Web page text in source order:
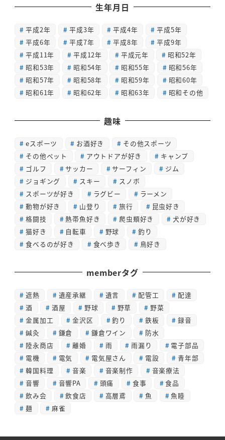
生年月日
平成2年 平成3年 平成4年
平成5年
平成6年
平成7年 平成8年
平成9年
平成11年
平成12年 平成元年
昭和52年
昭和53年
昭和54年 昭和55年
昭和56年
昭和57年
昭和58年 昭和59年
昭和60年
昭和61年
昭和62年 昭和63年 昭和その他
趣味
eスポーツ お酒好き
その他スポーツ
その他ペット
アウトドアが好き
キャンプ
ゴルフ
サッカー サーフィン
ジム
ジョギング
スキー
スノボ
スポーツが好き
ラグビー
ラーメン
動物が好き
山登り 旅行
昆虫好き
格闘技
熱帯魚好き 爬虫類好き
犬が好き
猫好き
自転車 野球
釣り
食べるのが好き
食べ歩き 鳥好き
memberタグ
遮熱 遺産承継 遺言 配管工
配達
酒
酒屋 野球 野草
野菜
金属加工
金沢区 釣り 鉄板
録音
鍼灸
鎌倉 鎌倉ワイン
防水
陸永商店
離婚 雨 雨漏り
電子部品
電機
電気 電気屋さん 電設
青年部
韓国料理
音楽 音楽制作
音楽療法
音響
音響PA 頭痛 食事
食品
飲み会
飲食店 高層鳶 魚
魚睦
麺
麻雀